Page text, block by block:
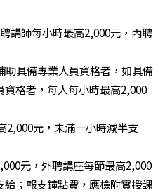
講師每小時最高2,000元，內聘
具備專業人員資格者，如具備
格者，每人每小時最高2,000
元，未滿一小時減半支
元，外聘講座每節最高2,000
；報支鐘點費，應檢附實授課